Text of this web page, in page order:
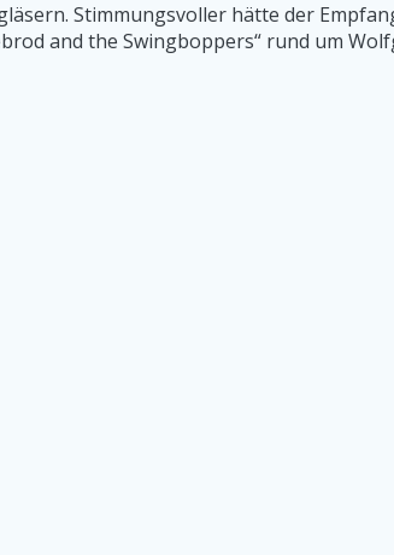
Stimmungsvoller hätte der
and the Swingboppers“ rund um